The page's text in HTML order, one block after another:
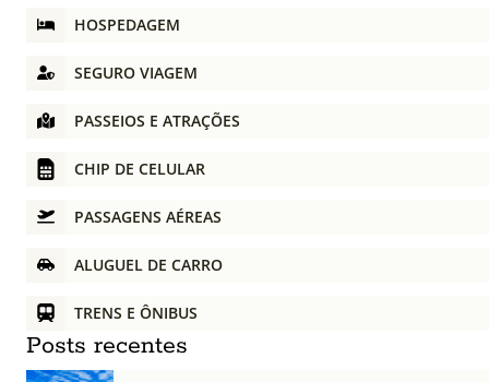
HOSPEDAGEM
SEGURO VIAGEM
PASSEIOS E ATRAÇÕES
CHIP DE CELULAR
PASSAGENS AÉREAS
ALUGUEL DE CARRO
TRENS E ÔNIBUS
Posts recentes